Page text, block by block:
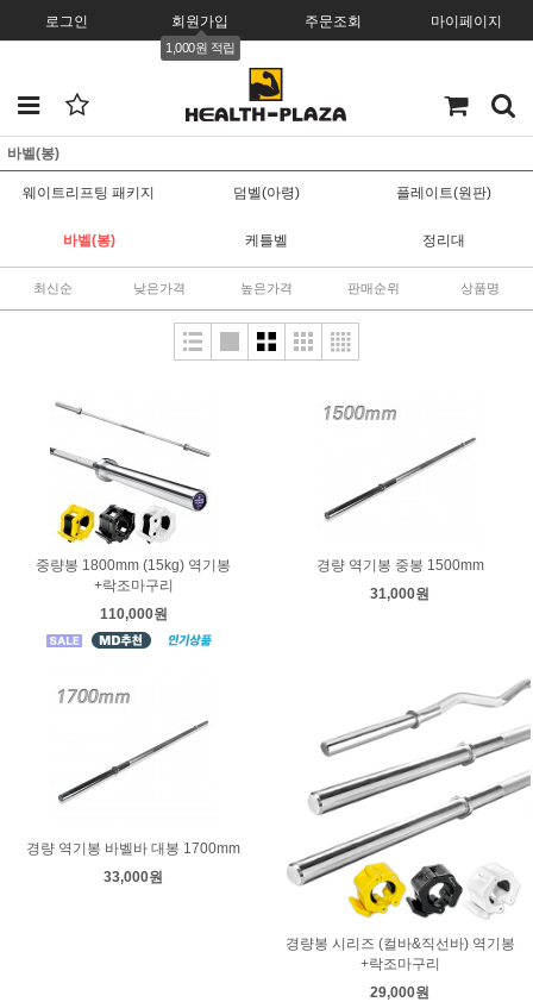
로그인 회원가입
1,000원 적립
주문조회 마이페이지
바벨(봉)
웨이트리프팅 패키지 덤벨(아령) 플레이트(원판)
바벨(봉) 케틀벨 정리대
최신순 낮은가격 높은가격 판매순위 상품명
중량봉 1800mm (15kg) 역기봉
+락조마구리
110,000원
경량 역기봉 중봉 1500mm
31,000원
경량 역기봉 바벨바 대봉 1700mm
33,000원
경량봉 시리즈 (컬바&직선바) 역기봉
+락조마구리
29,000원